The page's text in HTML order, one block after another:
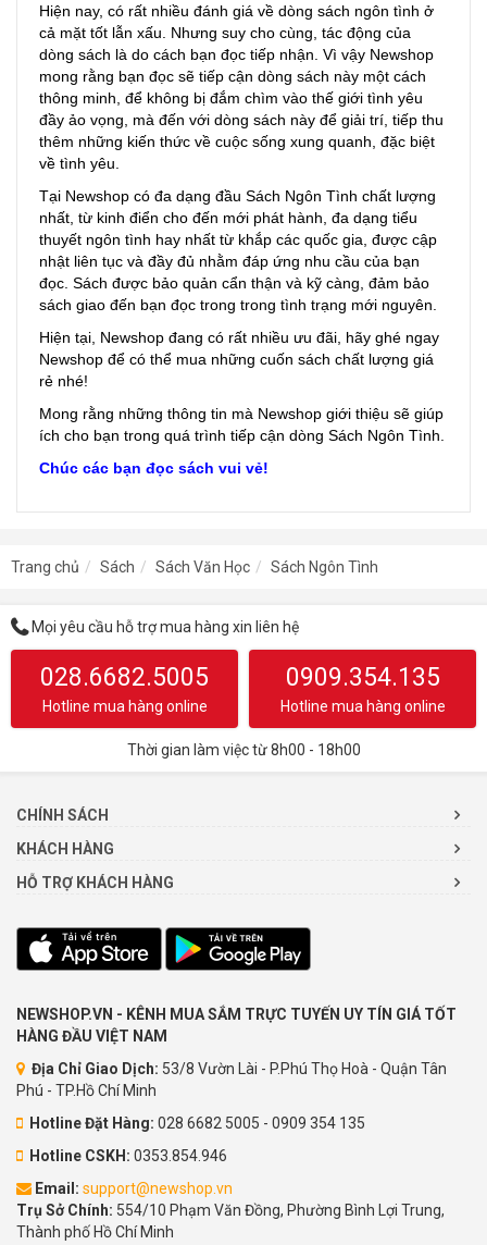
Hiện nay, có rất nhiều đánh giá về dòng sách ngôn tình ở
cả mặt tốt lẫn xấu. Nhưng suy cho cùng, tác động của
dòng sách là do cách bạn đọc tiếp nhận. Vì vậy Newshop
mong rằng bạn đọc sẽ tiếp cận dòng sách này một cách
thông minh, để không bị đắm chìm vào thế giới tình yêu
đầy ảo vọng, mà đến với dòng sách này để giải trí, tiếp thu
thêm những kiến thức về cuộc sống xung quanh, đặc biệt
về tình yêu.
Tại Newshop có đa dạng đầu Sách Ngôn Tình chất lượng
nhất, từ kinh điển cho đến mới phát hành, đa dạng tiểu
thuyết ngôn tình hay nhất từ khắp các quốc gia, được cập
nhật liên tục và đầy đủ nhằm đáp ứng nhu cầu của bạn
đọc. Sách được bảo quản cẩn thận và kỹ càng, đảm bảo
sách giao đến bạn đọc trong trong tình trạng mới nguyên.
Hiện tại, Newshop đang có rất nhiều ưu đãi, hãy ghé ngay
Newshop để có thể mua những cuốn sách chất lượng giá
rẻ nhé!
Mong rằng những thông tin mà Newshop giới thiệu sẽ giúp
ích cho bạn trong quá trình tiếp cận dòng Sách Ngôn Tình.
Chúc các bạn đọc sách vui vẻ!
Trang chủ Sách Sách Văn Học Sách Ngôn Tình
Mọi yêu cầu hỗ trợ mua hàng xin liên hệ
028.6682.5005
Hotline mua hàng online
0909.354.135
Hotline mua hàng online
Thời gian làm việc từ 8h00 - 18h00
CHÍNH SÁCH
KHÁCH HÀNG
HỖ TRỢ KHÁCH HÀNG
NEWSHOP.VN - KÊNH MUA SẮM TRỰC TUYẾN UY TÍN GIÁ TỐT
HÀNG ĐẦU VIỆT NAM
Địa Chỉ Giao Dịch: 53/8 Vườn Lài - P.Phú Thọ Hoà - Quận Tân
Phú - TP.Hồ Chí Minh
Hotline Đặt Hàng: 028 6682 5005 - 0909 354 135
Hotline CSKH: 0353.854.946
Email: support@newshop.vn
Trụ Sở Chính: 554/10 Phạm Văn Đồng, Phường Bình Lợi Trung,
Thành phố Hồ Chí Minh